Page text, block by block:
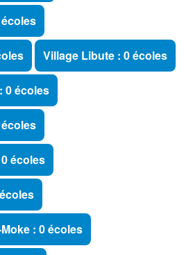
Village Libute : 0 écoles
0 écoles
écoles
: 0 écoles